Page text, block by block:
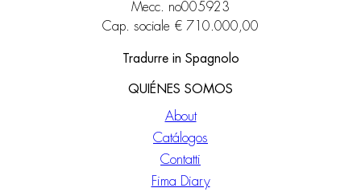
Mecc. no005923
Cap. sociale € 710.000,00
Tradurre in Spagnolo
QUIÉNES SOMOS
About
Catálogos
Contatti
Fima Diary